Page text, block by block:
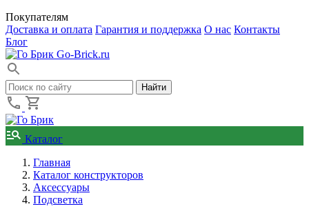
Покупателям
Доставка и оплата Гарантия и поддержка О нас Контакты
Блог
Go-Brick.ru
Каталог
Главная
Каталог конструкторов
Аксессуары
Подсветка